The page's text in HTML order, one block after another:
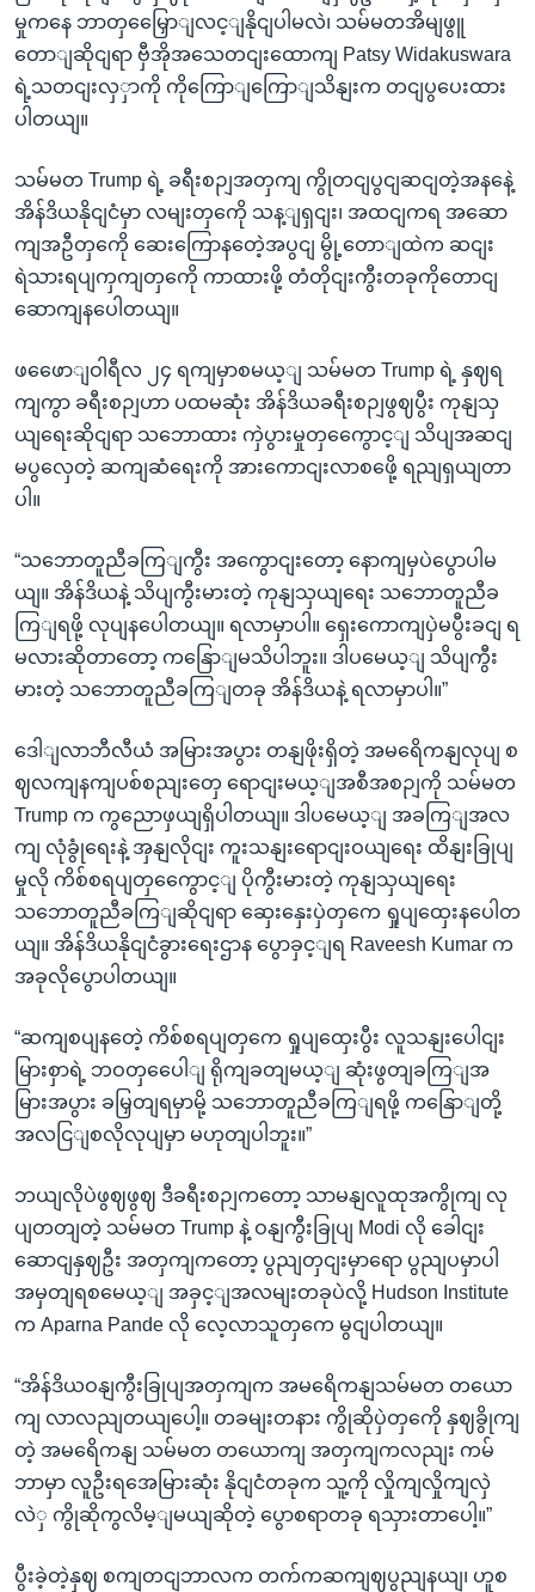
မှုကနေ ဘာတှမြှေောျလင့ျနိုငျပါမလဲ၊ သမ်မတအိမျဖွူ
တောျဆိုငျရာ ဗှီအိုအသေတငျးထောကျ Patsy Widakuswara
ရဲ့သတငျးလှှာကို ကိုကြောျကြောျသိနျးက တငျပွပေးထား
ပါတယျ။
သမ်မတ Trump ရဲ့ ခရီးစဉျအတှကျ ကွိုတငျပွငျဆငျတဲ့အနနေဲ့
အိန်ဒိယနိုငျငံမှာ လမျးတှကေို သန့ျရှငျး၊ အထငျကရ အဆော
ကျအဦတှကေို ဆေးကြောနတေဲ့အပွငျ မွို့တောျထဲက ဆငျး
ရဲသားရပျကှကျတှကေို ကာထားဖို့ တံတိုငျးကွီးတခုကိုတောငျ
ဆောကျနပေါတယျ။
ဖဖေောျဝါရီလ ၂၄ ရကျမှာစမယ့ျ သမ်မတ Trump ရဲ့ နှဈရ
ကျကွာ ခရီးစဉျဟာ ပထမဆုံး အိန်ဒိယခရီးစဉျဖွဈပွီး ကုနျသှ
ယျရေးဆိုငျရာ သဘောထား ကှဲပွားမှုတှကွေောင့ျ သိပျအဆငျ
မပွလှေတဲ့ ဆကျဆံရေးကို အားကောငျးလာစဖေို့ ရညျရှယျတာ
ပါ။
“သဘောတူညီခကြျကွီး အကွောငျးတော့ နောကျမှပဲပွောပါမ
ယျ။ အိန်ဒိယနဲ့ သိပျကွီးမားတဲ့ ကုနျသှယျရေး သဘောတူညီခ
ကြျရဖို့ လုပျနပေါတယျ။ ရလာမှာပါ။ ရှေးကောကျပှဲမပွီးခငျ ရ
မလားဆိုတာတော့ ကနြောျမသိပါဘူး။ ဒါပမေယ့ျ သိပျကွီး
မားတဲ့ သဘောတူညီခကြျတခု အိန်ဒိယနဲ့ ရလာမှာပါ။”
ဒေါျလာဘီလီယံ အမြားအပွား တနျဖိုးရှိတဲ့ အမရေိကနျလုပျ စ
ဈလကျနကျပစ်စညျးတှေ ရောငျးမယ့ျအစီအစဉျကို သမ်မတ
Trump က ကွညောဖှယျရှိပါတယျ။ ဒါပမေယ့ျ အခကြျအလ
ကျ လုံခွုံရေးနဲ့ အှနျလိုငျး ကူးသနျးရောငျးဝယျရေး ထိနျးခြုပျ
မှုလို ကိစ်စရပျတှကွေောင့ျ ပိုကွီးမားတဲ့ ကုနျသှယျရေး
သဘောတူညီခကြျဆိုငျရာ ဆှေးနှေးပှဲတှကေ ရှုပျထှေးနပေါတ
ယျ။ အိန်ဒိယနိုငျငံခွားရေးဌာန ပွောခှင့ျရ Raveesh Kumar က
အခုလိုပွောပါတယျ။
“ဆကျစပျနတေဲ့ ကိစ်စရပျတှကေ ရှုပျထှေးပွီး လူသနျးပေါငျး
မြားစှာရဲ့ ဘဝတှပေေါျ ရိုကျခတျမယ့ျ ဆုံးဖွတျခကြျအ
မြားအပွား ခမြှတျရမှာမို့ သဘောတူညီခကြျရဖို့ ကနြောျတို့
အလငြျစလိုလုပျမှာ မဟုတျပါဘူး။”
ဘယျလိုပဲဖွဈဖွဈ ဒီခရီးစဉျကတော့ သာမနျလူထုအကွိုကျ လု
ပျတတျတဲ့ သမ်မတ Trump နဲ့ ဝနျကွီးခြုပျ Modi လို ခေါငျး
ဆောငျနှဈဦး အတှကျကတော့ ပွညျတှငျးမှာရော ပွညျပမှာပါ
အမှတျရစမေယ့ျ အခှင့ျအလမျးတခုပဲလို့ Hudson Institute
က Aparna Pande လို လေ့လာသူတှကေ မွငျပါတယျ။
“အိန်ဒိယဝနျကွီးခြုပျအတှကျက အမရေိကနျသမ်မတ တယော
ကျ လာလညျတယျပေါ့။ တခမျးတနား ကွိုဆိုပှဲတှကေို နှဈခွိုကျ
တဲ့ အမရေိကနျ သမ်မတ တယောကျ အတှကျကလညျး ကမ်
ဘာမှာ လူဦးရအေမြားဆုံး နိုငျငံတခုက သူ့ကို လှိုကျလှိုကျလှဲ
လဲှ ကွိုဆိုကွလိမ့ျမယျဆိုတဲ့ ပွောစရာတခု ရသှားတာပေါ့။”
ပွီးခဲ့တဲ့နှဈ စကျတငျဘာလက တက်ကဆကျဈပွညျနယျ၊ ဟူစ